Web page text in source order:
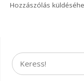
Hozzászólás